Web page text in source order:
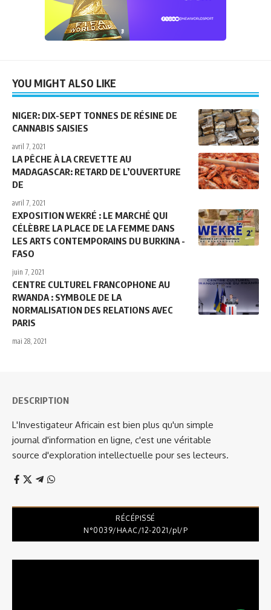
YOU MIGHT ALSO LIKE
NIGER: DIX-SEPT TONNES DE RÉSINE DE
CANNABIS SAISIES
avril 7, 2021
LA PÊCHE À LA CREVETTE AU
MADAGASCAR: RETARD DE L’OUVERTURE
DE
avril 7, 2021
EXPOSITION WEKRÉ : LE MARCHÉ QUI
CÉLÈBRE LA PLACE DE LA FEMME DANS
LES ARTS CONTEMPORAINS DU BURKINA -
FASO
juin 7, 2021
CENTRE CULTUREL FRANCOPHONE AU
RWANDA : SYMBOLE DE LA
NORMALISATION DES RELATIONS AVEC
PARIS
mai 28, 2021
DESCRIPTION
L'Investigateur Africain est bien plus qu'un simple
journal d'information en ligne, c'est une véritable
source d'exploration intellectuelle pour ses lecteurs.
RÉCÉPISSÉ
N°0039/HAAC/12-2021/pl/P